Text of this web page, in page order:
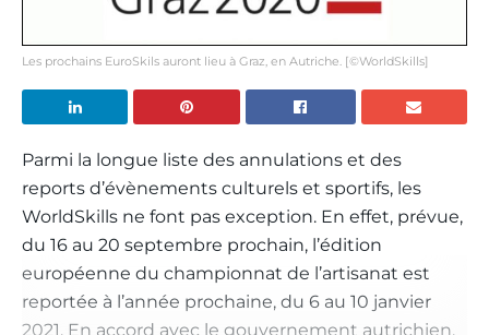
Les prochains EuroSkils auront lieu à Graz, en Autriche. [©WorldSkills]
Parmi la longue liste des annulations et des
reports d’évènements culturels et sportifs, les
WorldSkills ne font pas exception. En effet, prévue,
du 16 au 20 septembre prochain, l’édition
européenne du championnat de l’artisanat est
reportée à l’année prochaine, du 6 au 10 janvier
2021. En accord avec le gouvernement autrichien,